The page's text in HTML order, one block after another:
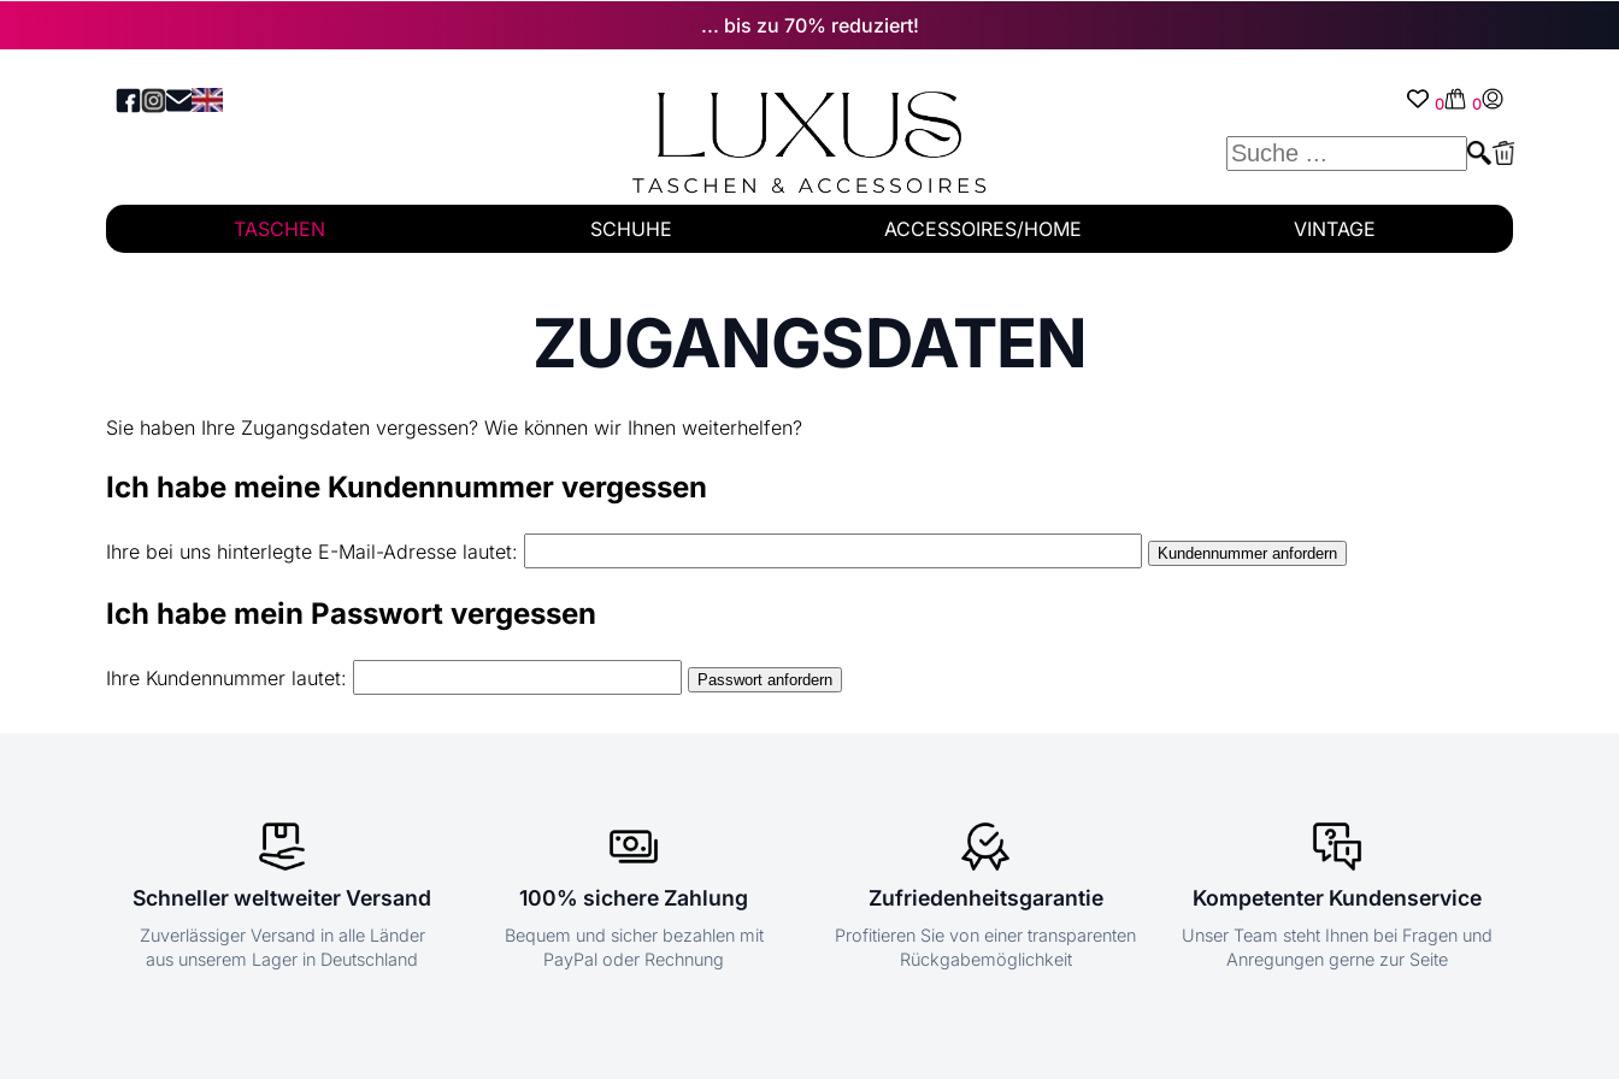
... bis zu 70% reduziert!
0 0
TASCHEN SCHUHE ACCESSOIRES/HOME VINTAGE
ZUGANGSDATEN
Sie haben Ihre Zugangsdaten vergessen? Wie können wir Ihnen weiterhelfen?
Ich habe meine Kundennummer vergessen
Ihre bei uns hinterlegte E-Mail-Adresse lautet:
Ich habe mein Passwort vergessen
Ihre Kundennummer lautet:
Schneller weltweiter Versand
Zuverlässiger Versand in alle Länder
aus unserem Lager in Deutschland
100% sichere Zahlung
Bequem und sicher bezahlen mit
PayPal oder Rechnung
Zufriedenheitsgarantie
Profitieren Sie von einer transparenten
Rückgabemöglichkeit
Kompetenter Kundenservice
Unser Team steht Ihnen bei Fragen und
Anregungen gerne zur Seite